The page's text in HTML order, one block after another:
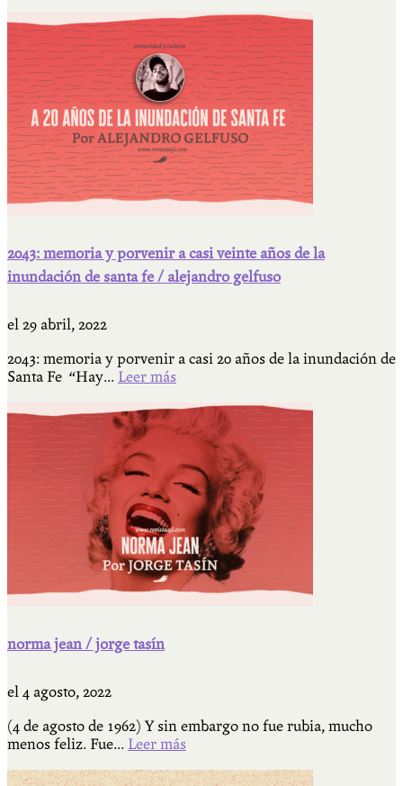
2043: memoria y porvenir a casi veinte años de la
inundación de santa fe / alejandro gelfuso
el 29 abril, 2022
2043: memoria y porvenir a casi 20 años de la inundación de
Santa Fe “Hay... Leer más
norma jean / jorge tasín
el 4 agosto, 2022
(4 de agosto de 1962) Y sin embargo no fue rubia, mucho
menos feliz. Fue... Leer más